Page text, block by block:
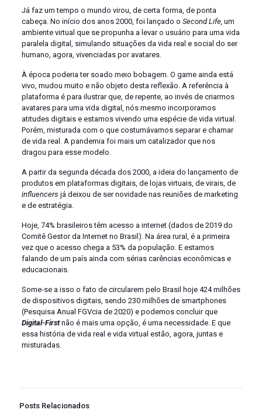
Já faz um tempo o mundo virou, de certa forma, de ponta
cabeça. No início dos anos 2000, foi lançado o Second Life, um
ambiente virtual que se propunha a levar o usuário para uma vida
paralela digital, simulando situações da vida real e social do ser
humano, agora, vivenciadas por avatares.
À época poderia ter soado meio bobagem. O game ainda está
vivo, mudou muito e não objeto desta reflexão. A referência à
plataforma é para ilustrar que, de repente, ao invés de criarmos
avatares para uma vida digital, nós mesmo incorporamos
atitudes digitais e estamos vivendo uma espécie de vida virtual.
Porém, misturada com o que costumávamos separar e chamar
de vida real. A pandemia foi mais um catalizador que nos
dragou para esse modelo.
A partir da segunda década dos 2000, a ideia do lançamento de
produtos em plataformas digitais, de lojas virtuais, de virais, de
influencers já deixou de ser novidade nas reuniões de marketing
e de estratégia.
Hoje, 74% brasileiros têm acesso a internet (dados de 2019 do
Comitê Gestor da Internet no Brasil). Na área rural, é a primeira
vez que o acesso chega a 53% da população. E estamos
falando de um país ainda com sérias carências econômicas e
educacionais.
Some-se a isso o fato de circularem pelo Brasil hoje 424 milhões
de dispositivos digitais, sendo 230 milhões de smartphones
(Pesquisa Anual FGVcia de 2020) e podemos concluir que
Digital-Firstnão é mais uma opção, é uma necessidade. E que
essa história de vida real e vida virtual estão, agora, juntas e
misturadas.
Posts Relacionados